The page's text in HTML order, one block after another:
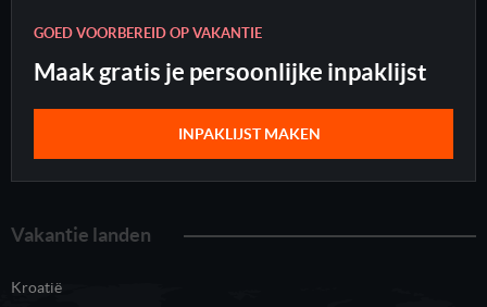
GOED VOORBEREID OP VAKANTIE
Maak gratis je persoonlijke inpaklijst
INPAKLIJST MAKEN
Vakantie landen
Kroatië